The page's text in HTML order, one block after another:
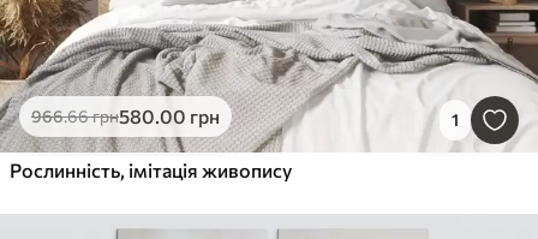
966.66грн580.00 грн 1
Рослинність, імітація живопису